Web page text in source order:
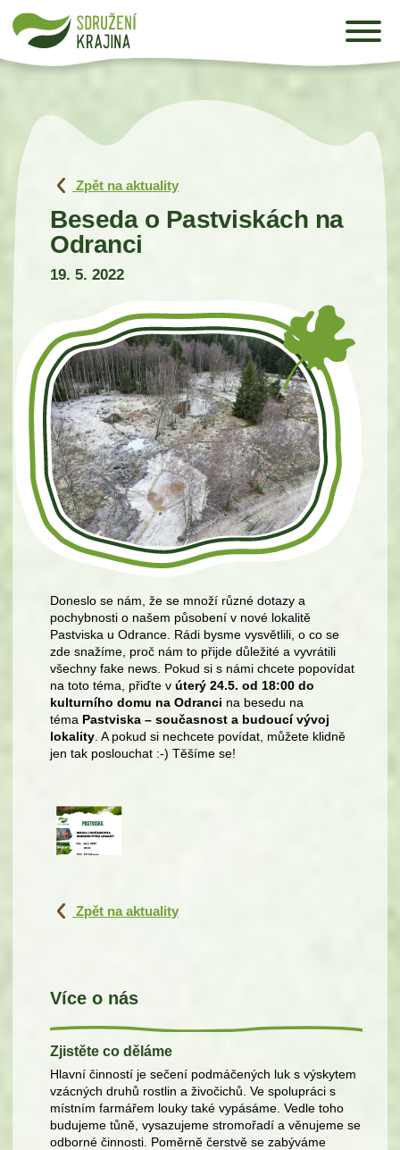
Zpět na aktuality
Beseda o Pastviskách na
Odranci
19. 5. 2022
Doneslo se nám, že se množí různé dotazy a
pochybnosti o našem působení v nové lokalitě
Pastviska u Odrance. Rádi bysme vysvětlili, o co se
zde snažíme, proč nám to přijde důležité a vyvrátili
všechny fake news. Pokud si s námi chcete popovídat
na toto téma, přiďte v úterý 24.5. od 18:00 do
kulturního domu na Odranci na besedu na
téma Pastviska – současnost a budoucí vývoj
lokality . A pokud si nechcete povídat, můžete klidně
jen tak poslouchat :-) Těšíme se!
Zpět na aktuality
Více o nás
Zjistěte co děláme
Hlavní činností je sečení podmáčených luk s výskytem
vzácných druhů rostlin a živočichů. Ve spolupráci s
místním farmářem louky také vypásáme. Vedle toho
budujeme tůně, vysazujeme stromořadí a věnujeme se
odborné činnosti. Poměrně čerstvě se zabýváme